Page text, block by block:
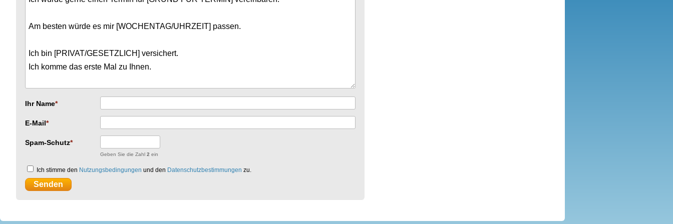
Ihr Name
E-Mail
Spam-Schutz
Geben Sie die Zahl 2 ein
Ich stimme den Nutzungsbedingungen und den Datenschutzbestimmungen zu.